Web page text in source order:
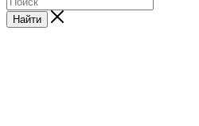
Найти